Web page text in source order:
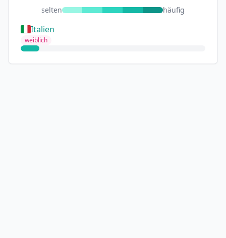
selten häufig
Italien
weiblich